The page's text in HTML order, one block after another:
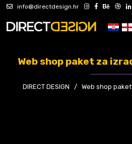
info@directdesign.hr
Web shop paket za
DIRECT DESIGN / Web shop